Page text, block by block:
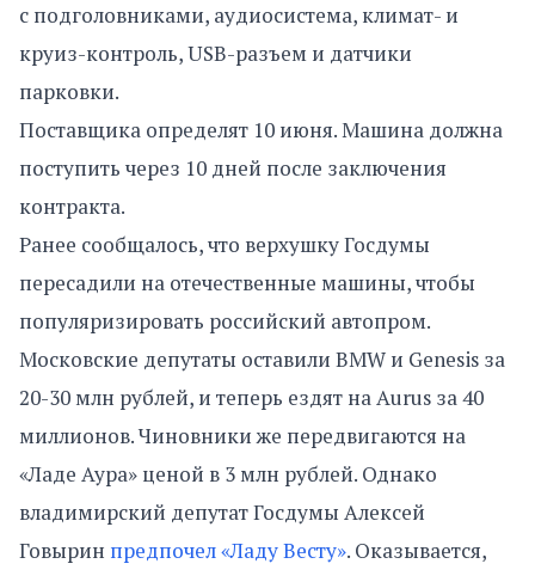
с подголовниками, аудиосистема, климат- и
круиз-контроль, USB-разъем и датчики
парковки.
Поставщика определят 10 июня. Машина должна
поступить через 10 дней после заключения
контракта.
Ранее сообщалось, что верхушку Госдумы
пересадили на отечественные машины, чтобы
популяризировать российский автопром.
Московские депутаты оставили BMW и Genesis за
20-30 млн рублей, и теперь ездят на Aurus за 40
миллионов. Чиновники же передвигаются на
«Ладе Аура» ценой в 3 млн рублей. Однако
владимирский депутат Госдумы Алексей
Говырин предпочел «Ладу Весту». Оказывается,